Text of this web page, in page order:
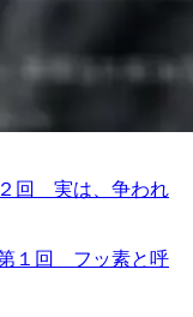
回 実は、争われ